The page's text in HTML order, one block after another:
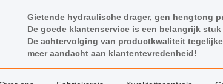
Gietende hydraulische drager, gen hengtong
De goede klantenservice is een belangrijk
De achtervolging van productkwaliteit
meer aandacht aan klantentevredenheid!